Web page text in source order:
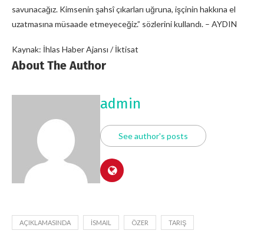
savunacağız. Kimsenin şahsî çıkarları uğruna, işçinin hakkına el
uzatmasına müsaade etmeyeceğiz.” sözlerini kullandı. – AYDIN
Kaynak: İhlas Haber Ajansı / İktisat
About The Author
admin
See author's posts
AÇIKLAMASINDA İSMAIL ÖZER TARIŞ